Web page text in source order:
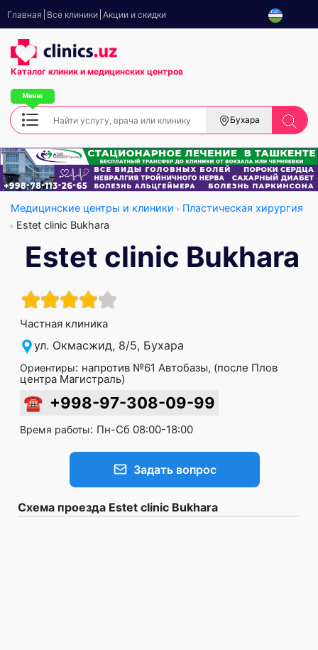
Главная Все клиники Акции и скидки
Каталог клиник и медицинских центров
Бухара
Медицинские центры и клиники
Пластическая хирургия
Estet clinic Bukhara
Estet clinic Bukhara
Частная клиника
ул. Окмасжид, 8/5, Бухара
Ориентиры: напротив №61 Автобазы, (после Плов
центра Магистраль)
☎ +998-97-308-09-99
Время работы: Пн-Сб 08:00-18:00
Задать вопрос
Схема проезда Estet clinic Bukhara